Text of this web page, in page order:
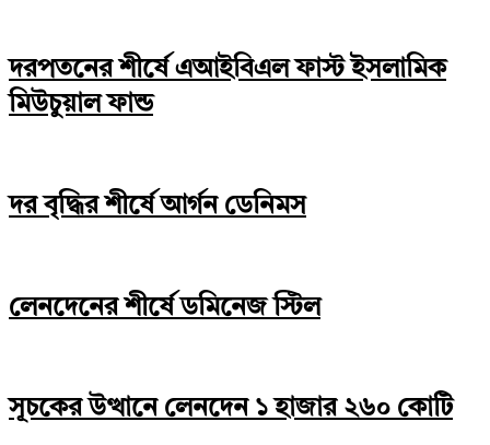
দরপতনের শীর্ষে এআইবিএল ফাস্ট ইসলামিক
মিউচুয়াল ফান্ড
দর বৃদ্ধির শীর্ষে আর্গন ডেনিমস
লেনদেনের শীর্ষে ডমিনেজ স্টিল
সূচকের উত্থানে লেনদেন ১ হাজার ২৬০ কোটি